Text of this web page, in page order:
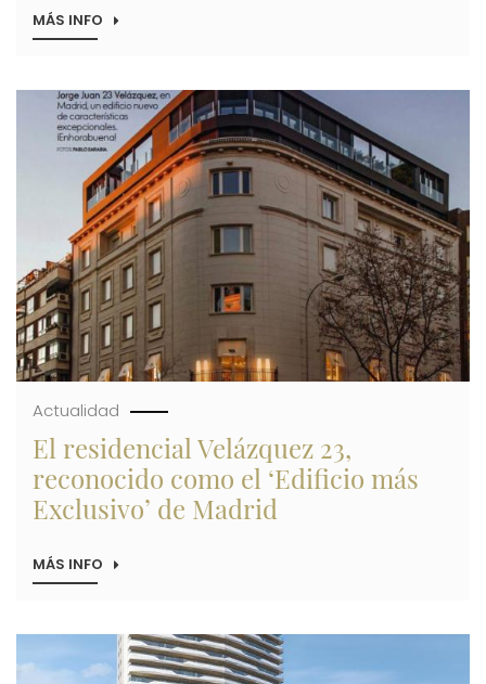
MÁS INFO SOBRE
FIRMAN
UNA
ALIANZA
PARA
EL
DESARROLLO
CONJUNTO
DE
UN
NUEVO
RESIDENCIAL
Imagen
Actualidad
El residencial Velázquez 23,
reconocido como el ‘Edificio más
Exclusivo’ de Madrid
MÁS INFO SOBRE
23,
RECONOCIDO
COMO